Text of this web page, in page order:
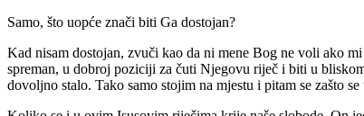
Samo, što uopće znači biti Ga dostojan?
Kad nisam dostojan, zvuči kao da ni mene Bog ne voli ako
spreman, u dobroj poziciji za čuti Njegovu riječ i biti u
dovoljno stalo. Tako samo stojim na mjestu i pitam se zašto